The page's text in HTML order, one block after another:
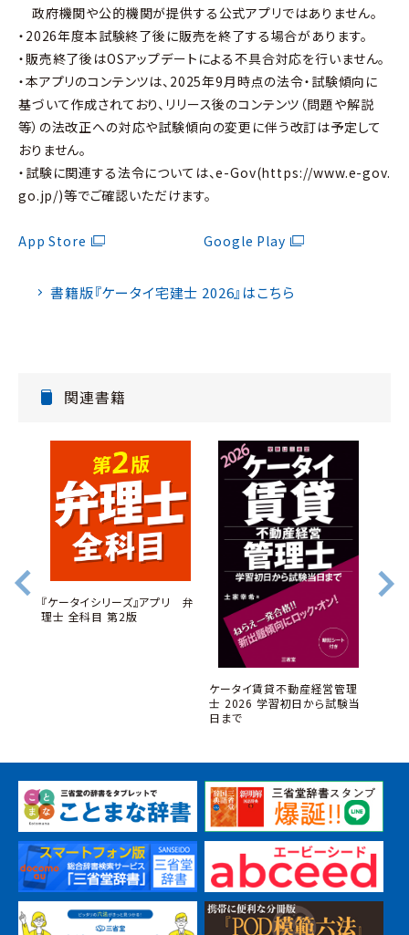
政府機関や公的機関が提供する公式アプリではありません。
・2026年度本試験終了後に販売を終了する場合があります。
・販売終了後はOSアップデートによる不具合対応を行いません。
・本アプリのコンテンツは、2025年9月時点の法令・試験傾向に
基づいて作成されており、リリース後のコンテンツ（問題や解説
等）の法改正への対応や試験傾向の変更に伴う改訂は予定して
おりません。
・試験に関連する法令については、e-Gov(https://www.e-gov.
go.jp/)等でご確認いただけます。
App Store Google Play
書籍版『ケータイ宅建士 2026』はこちら
関連書籍
『ケータイシリーズ』アプリ 弁
理士 全科目 第2版
ケータイ賃貸不動産経営管理
士 2026 学習初日から試験当
日まで